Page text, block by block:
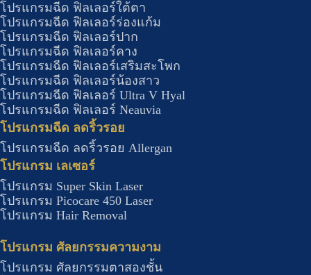
โปรแกรมฉีด ฟิลเลอร์ใต้ตา
โปรแกรมฉีด ฟิลเลอร์ร่องแก้ม
โปรแกรมฉีด ฟิลเลอร์ปาก
โปรแกรมฉีด ฟิลเลอร์คาง
โปรแกรมฉีด ฟิลเลอร์เสริมสะโพก
โปรแกรมฉีด ฟิลเลอร์น้องสาว
โปรแกรมฉีด ฟิลเลอร์ Ultra V Hyal
โปรแกรมฉีด ฟิลเลอร์ Neauvia
โปรแกรมฉีด ลดริ้วรอย
โปรแกรมฉีด ลดริ้วรอย Allergan
โปรแกรม เลเซอร์
โปรแกรม Super Skin Laser
โปรแกรม Picocare 450 Laser
โปรแกรม Hair Removal
โปรแกรม ศัลยกรรมความงาม
โปรแกรม ศัลยกรรมตาสองชั้น